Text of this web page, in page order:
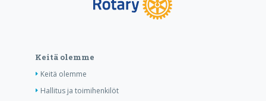
Keitä olemme
Keitä olemme
Hallitus ja toimihenkilöt